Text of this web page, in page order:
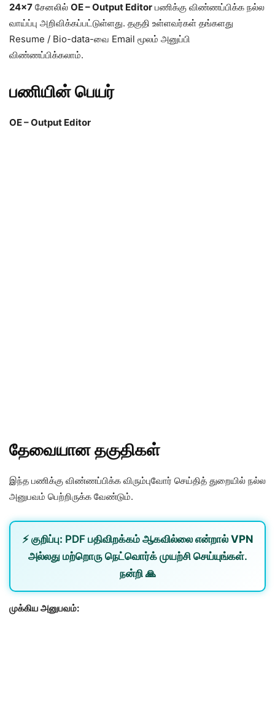
24×7 சேனலில் OE – Output Editor பணிக்கு விண்ணப்பிக்க நல்ல
வாய்ப்பு அறிவிக்கப்பட்டுள்ளது. தகுதி உள்ளவர்கள் தங்களது
Resume / Bio-data-வை Email மூலம் அனுப்பி
விண்ணப்பிக்கலாம்.
பணியின் பெயர்
OE – Output Editor
தேவையான தகுதிகள்
இந்த பணிக்கு விண்ணப்பிக்க விரும்புவோர் செய்தித் துறையில் நல்ல
அனுபவம் பெற்றிருக்க வேண்டும்.
⚡ குறிப்பு: PDF பதிவிறக்கம் ஆகவில்லை என்றால் VPN
அல்லது மற்றொரு நெட்வொர்க்முயற்சி செய்யுங்கள்.
நன்றி 🙏
முக்கிய அனுபவம்: